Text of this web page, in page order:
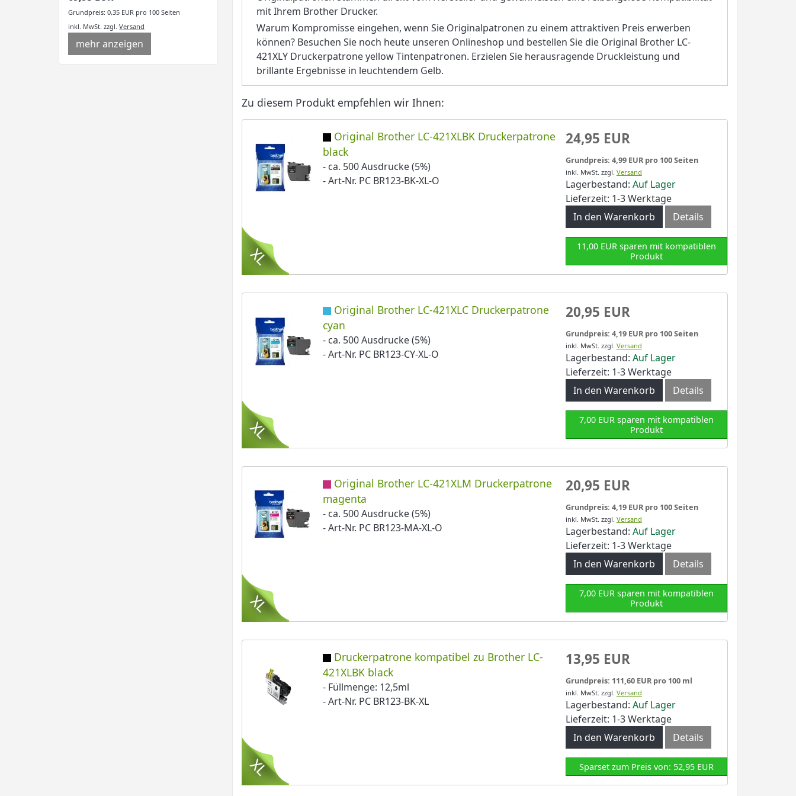
Grundpreis: 0,35 EUR pro 100 Seiten
inkl. MwSt. zzgl. Versand
mehr anzeigen
mit Ihrem Brother Drucker.
Warum Kompromisse eingehen, wenn Sie Originalpatronen zu einem attraktiven Preis erwerben
können? Besuchen Sie noch heute unseren Onlineshop und bestellen Sie die Original Brother LC-
421XLY Druckerpatrone yellow Tintenpatronen. Erzielen Sie herausragende Druckleistung und
brillante Ergebnisse in leuchtendem Gelb.
Zu diesem Produkt empfehlen wir Ihnen:
Original Brother LC-421XLBK Druckerpatrone
black
- ca. 500 Ausdrucke (5%)
- Art-Nr. PC BR123-BK-XL-O
24,95 EUR
Grundpreis: 4,99 EUR pro 100 Seiten
inkl. MwSt. zzgl. Versand
Lagerbestand: Auf Lager
Lieferzeit: 1-3 Werktage
In den Warenkorb
Details
11,00 EUR sparen mit kompatiblen
Produkt
Original Brother LC-421XLC Druckerpatrone
cyan
- ca. 500 Ausdrucke (5%)
- Art-Nr. PC BR123-CY-XL-O
20,95 EUR
Grundpreis: 4,19 EUR pro 100 Seiten
inkl. MwSt. zzgl. Versand
Lagerbestand: Auf Lager
Lieferzeit: 1-3 Werktage
In den Warenkorb
Details
7,00 EUR sparen mit kompatiblen
Produkt
Original Brother LC-421XLM Druckerpatrone
magenta
- ca. 500 Ausdrucke (5%)
- Art-Nr. PC BR123-MA-XL-O
20,95 EUR
Grundpreis: 4,19 EUR pro 100 Seiten
inkl. MwSt. zzgl. Versand
Lagerbestand: Auf Lager
Lieferzeit: 1-3 Werktage
In den Warenkorb
Details
7,00 EUR sparen mit kompatiblen
Produkt
Druckerpatrone kompatibel zu Brother LC-
421XLBK black
- Füllmenge: 12,5ml
- Art-Nr. PC BR123-BK-XL
13,95 EUR
Grundpreis: 111,60 EUR pro 100 ml
inkl. MwSt. zzgl. Versand
Lagerbestand: Auf Lager
Lieferzeit: 1-3 Werktage
In den Warenkorb
Details
Sparset zum Preis von: 52,95 EUR